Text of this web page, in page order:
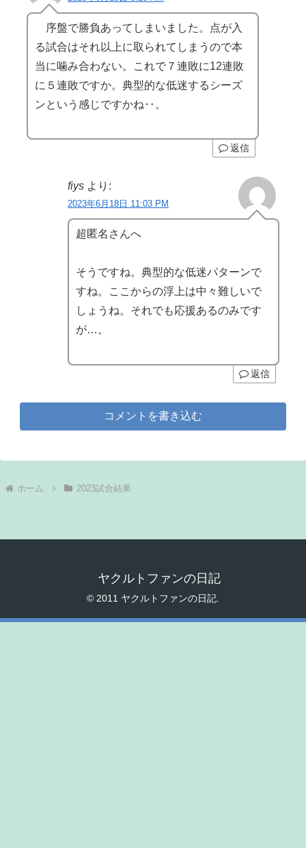
序盤で勝負あってしまいました。点が入
る試合はそれ以上に取られてしまうので本
当に噛み合わない。これで７連敗に12連敗
に５連敗ですか。典型的な低迷するシーズ
ンという感じですかね‥。
返信
fiys より:
2023年6月18日 11:03 PM
超匿名さんへ
そうですね。典型的な低迷パターンで
すね。ここからの浮上は中々難しいで
しょうね。それでも応援あるのみです
が…。
返信
コメントを書き込む
ホーム 2023試合結果
ヤクルトファンの日記
© 2011 ヤクルトファンの日記.